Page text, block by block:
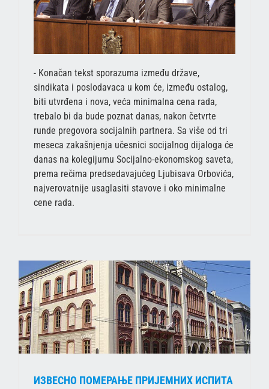
- Konačan tekst sporazuma između države,
sindikata i poslodavaca u kom će, između ostalog,
biti utvrđena i nova, veća minimalna cena rada,
trebalo bi da bude poznat danas, nakon četvrte
runde pregovora socijalnih partnera. Sa više od tri
meseca zakašnjenja učesnici socijalnog dijaloga će
danas na kolegijumu Socijalno-ekonomskog saveta,
prema rečima predsedavajućeg Ljubisava Orbovića,
najverovatnije usaglasiti stavove i oko minimalne
cene rada.
ИЗВЕСНО ПОМЕРАЊЕ ПРИЈЕМНИХ ИСПИТА